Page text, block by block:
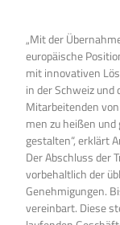
„Mit der
europäische
mit innovativen
in der Schweiz und
Mitarbeitenden
men zu heißen
gestalten“, erklärt
Der Abschluss der
vorbehaltlich der
Genehmigungen.
vereinbart. Diese